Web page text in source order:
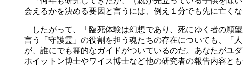
会えるかを決める要因と言うには、例え１分でも先に亡く
したがって、「臨死体験は幻想であり、死にゆく者の願
言う「守護霊」の役割を担う魂たちの存在についても、「
が、誰にでも霊的なガイドがついているのだ。あなたがユ
ホイットン博士やワイス博士など他の研究者の報告内容とも